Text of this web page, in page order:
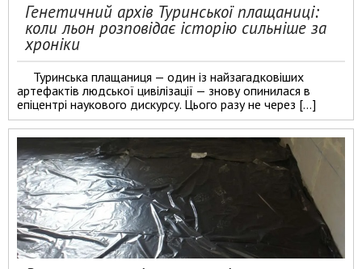
Генетичний архів Туринської плащаниці:
коли льон розповідає історію сильніше за
хроніки
Туринська плащаниця — один із найзагадковіших
артефактів людської цивілізації — знову опинилася в
епіцентрі наукового дискурсу. Цього разу не через […]